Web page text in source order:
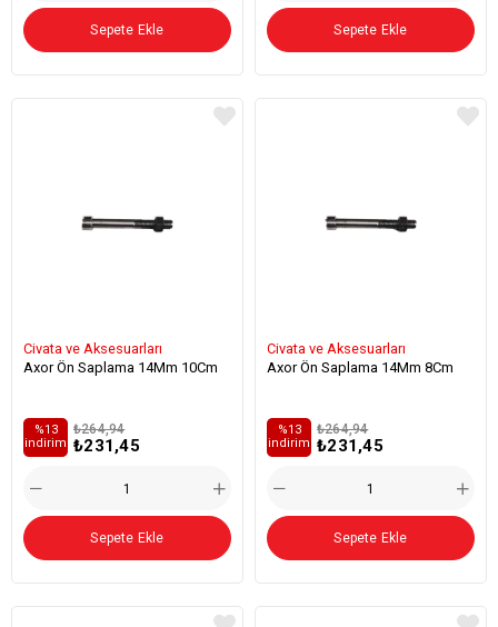
Sepete Ekle Sepete Ekle
Civata ve Aksesuarları
Axor Ön Saplama 14Mm 10Cm
₺231,45
₺264,94
%13
i̇ndirim
Sepete Ekle
Civata ve Aksesuarları
Axor Ön Saplama 14Mm 8Cm
₺231,45
₺264,94
%13
i̇ndirim
Sepete Ekle